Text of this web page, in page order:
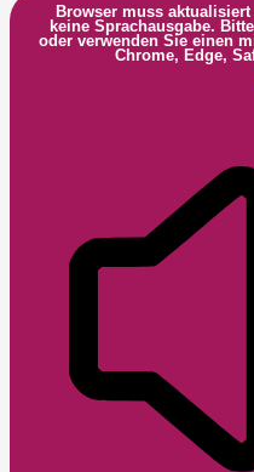
Browser muss aktualisiert
keine Sprachausgabe.
oder verwenden Sie einen
Chrome, Edge,